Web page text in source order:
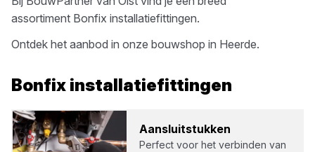
assortiment Bonfix installatiefittingen.
Ontdek het aanbod in onze bouwshop in Heerde.
Bonfix installatiefittingen
Aan­sluit­stuk­ken
Perfect voor het verbinden van